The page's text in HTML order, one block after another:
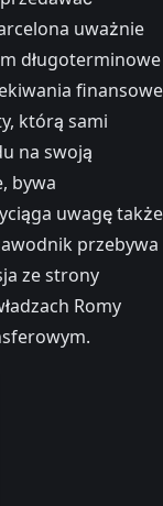
uważnie
długoterminowe
finansowe
którą sami
na swoją
bywa
uwagę także
przebywa
ze strony
Romy